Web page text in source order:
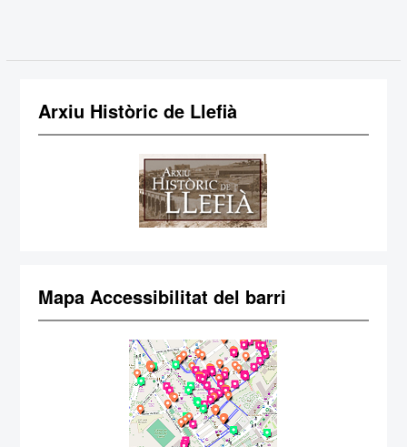
Arxiu Històric de Llefià
Mapa Accessibilitat del barri